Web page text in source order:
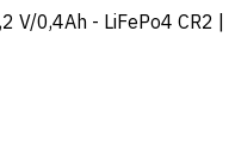
0,4Ah - LiFePo4 CR2 |